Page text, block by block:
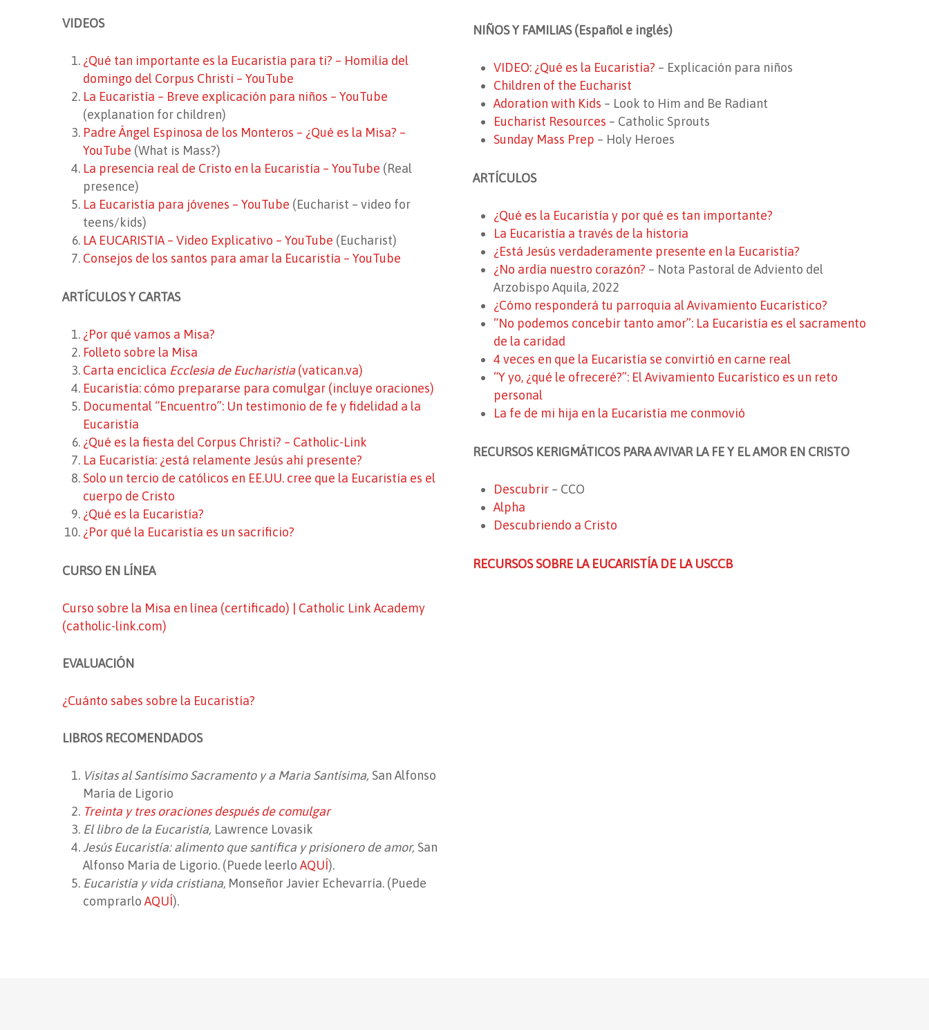
VIDEOS
¿Qué tan importante es la Eucaristía para ti? – Homilía del
domingo del Corpus Christi – YouTube
La Eucaristía – Breve explicación para niños – YouTube
(explanation for children)
Padre Ángel Espinosa de los Monteros – ¿Qué es la Misa? –
YouTube (What is Mass?)
La presencia real de Cristo en la Eucaristía – YouTube (Real
presence)
La Eucaristía para jóvenes – YouTube (Eucharist – video for
teens/kids)
LA EUCARISTIA – Video Explicativo – YouTube (Eucharist)
Consejos de los santos para amar la Eucaristía – YouTube
ARTÍCULOS Y CARTAS
¿Por qué vamos a Misa?
Folleto sobre la Misa
Carta encíclica Ecclesia de Eucharistia(vatican.va)
Eucaristía: cómo prepararse para comulgar (incluye oraciones)
Documental “Encuentro”: Un testimonio de fe y fidelidad a la
Eucaristía
¿Qué es la fiesta del Corpus Christi? – Catholic-Link
La Eucaristía: ¿está relamente Jesús ahí presente?
Solo un tercio de católicos en EE.UU. cree que la Eucaristía es el
cuerpo de Cristo
¿Qué es la Eucaristía?
¿Por qué la Eucaristía es un sacrificio?
CURSO EN LÍNEA
Curso sobre la Misa en línea (certificado) | Catholic Link Academy
(catholic-link.com)
EVALUACIÓN
¿Cuánto sabes sobre la Eucaristía?
LIBROS RECOMENDADOS
Visitas al Santísimo Sacramento y a Maria Santísima, San Alfonso
María de Ligorio
Treinta y tres oraciones después de comulgar
El libro de la Eucaristía, Lawrence Lovasik
Jesús Eucaristía: alimento que santifica y prisionero de amor, San
Alfonso María de Ligorio. (Puede leerloAQUÍ).
Eucaristía y vida cristiana, Monseñor Javier Echevarría. (Puede
comprarloAQUÍ).
NIÑOS Y FAMILIAS (Español e inglés)
VIDEO: ¿Qué es la Eucaristía? – Explicación para niños
Children of the Eucharist
Adoration with Kids – Look to Him and Be Radiant
Eucharist Resources – Catholic Sprouts
Sunday Mass Prep – Holy Heroes
ARTÍCULOS
¿Qué es la Eucaristía y por qué es tan importante?
La Eucaristía a través de la historia
¿Está Jesús verdaderamente presente en la Eucaristía?
¿No ardía nuestro corazón? – Nota Pastoral de Adviento del
Arzobispo Aquila, 2022
¿Cómo responderá tu parroquia al Avivamiento Eucarístico?
“No podemos concebir tanto amor”: La Eucaristía es el sacramento
de la caridad
4 veces en que la Eucaristía se convirtió en carne real
“Y yo, ¿qué le ofreceré?”: El Avivamiento Eucarístico es un reto
personal
La fe de mi hija en la Eucaristía me conmovió
RECURSOS KERIGMÁTICOS PARA AVIVAR LA FE Y EL AMOR EN CRISTO
Descubrir– CCO
Alpha
Descubriendo a Cristo
RECURSOS SOBRE LA EUCARISTÍA DE LA USCCB